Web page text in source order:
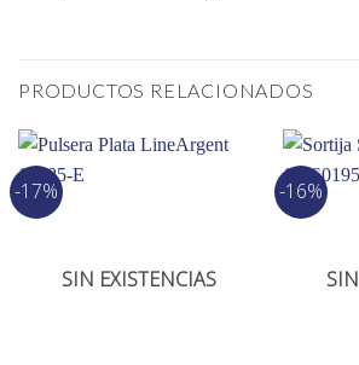
PRODUCTOS RELACIONADOS
-17%
SIN EXISTENCIAS
-16%